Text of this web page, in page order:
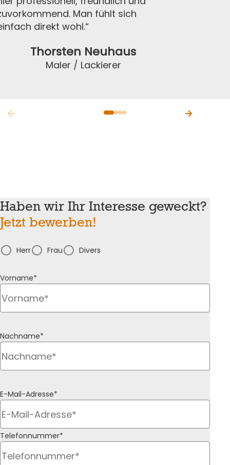
Man fühlt sich
direkt wohl.“
Thorsten Neuhaus
Maler / Lackierer
Haben wir Ihr Interesse geweckt?
Jetzt bewerben!
Herr Frau Divers
Vorname*
Nachname*
E-Mail-Adresse*
Telefonnummer*